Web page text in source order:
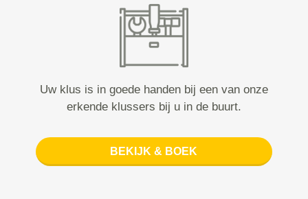
Uw klus is in goede handen bij een van onze
erkende klussers bij u in de buurt.
BEKIJK & BOEK